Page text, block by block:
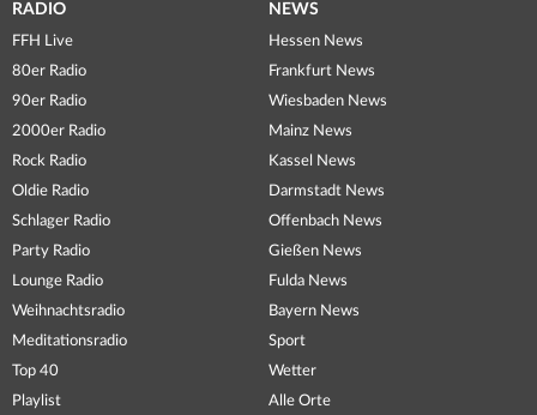
RADIO
FFH Live
80er Radio
90er Radio
2000er Radio
Rock Radio
Oldie Radio
Schlager Radio
Party Radio
Lounge Radio
Weihnachtsradio
Meditationsradio
Top 40
Playlist
NEWS
Hessen News
Frankfurt News
Wiesbaden News
Mainz News
Kassel News
Darmstadt News
Offenbach News
Gießen News
Fulda News
Bayern News
Sport
Wetter
Alle Orte